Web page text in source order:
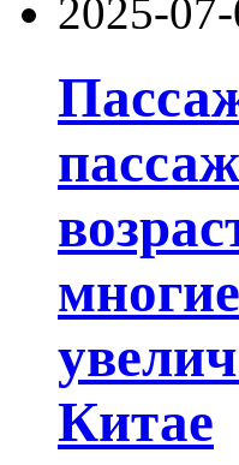
2025-
Китае